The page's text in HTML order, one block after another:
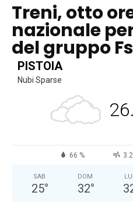
Treni, otto
nazionale
del gruppo Fs
PISTOIA
Nubi Sparse
66 %
SAB
25°
DOM
32°